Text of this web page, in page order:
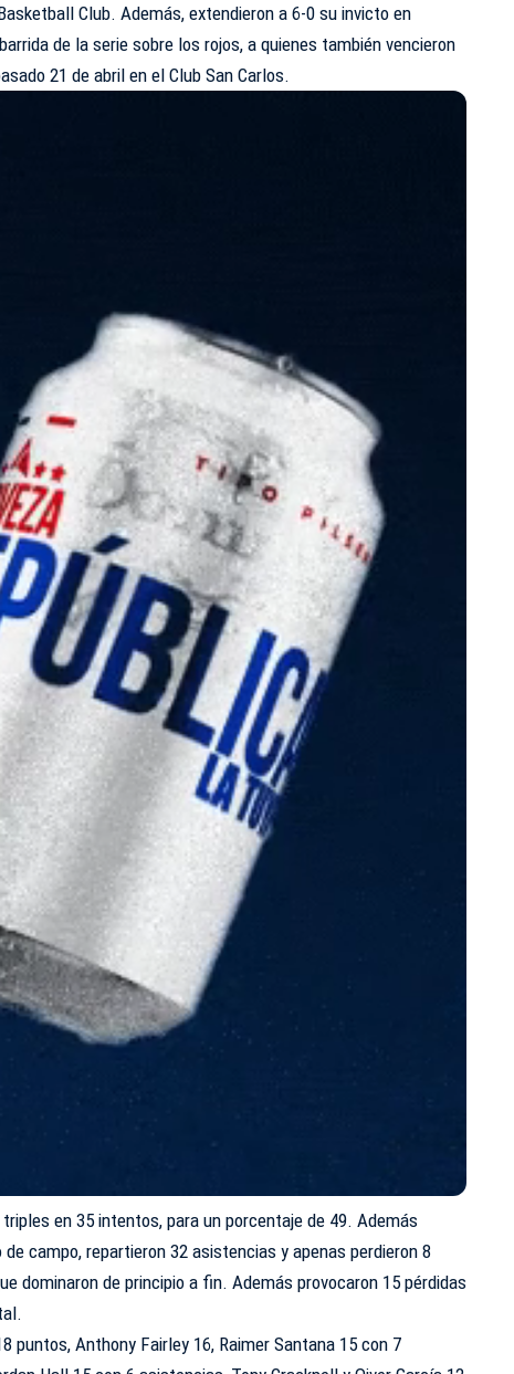
Club. Además, extendieron a 6-0 su invicto en
de la serie sobre los rojos, a quienes también vencieron
21 de abril en el Club San Carlos.
en 35 intentos, para un porcentaje de 49. Además
campo, repartieron 32 asistencias y apenas perdieron 8
dominaron de principio a fin. Además provocaron 15 pérdidas
puntos, Anthony Fairley 16, Raimer Santana 15 con 7